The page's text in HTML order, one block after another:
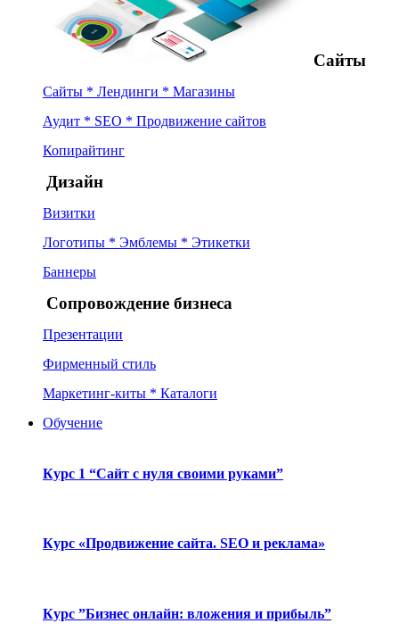
Сайты
Сайты * Лендинги * Магазины
Аудит * SEO * Продвижение сайтов
Копирайтинг
Дизайн
Визитки
Логотипы * Эмблемы * Этикетки
Баннеры
Сопровождение бизнеса
Презентации
Фирменный стиль
Маркетинг-киты * Каталоги
Обучение
Курс 1 “Сайт с нуля своими руками”
Курс «Продвижение сайта. SEO и реклама»
Курс ”Бизнес онлайн: вложения и прибыль”